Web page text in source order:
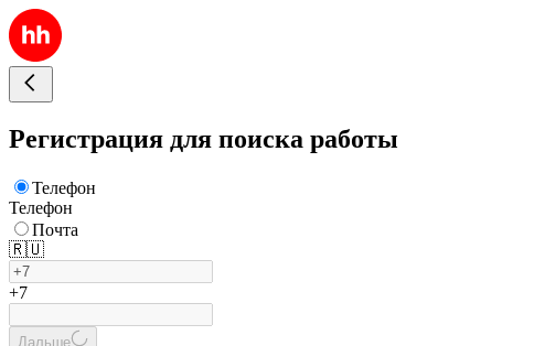
Регистрация для поиска работы
Телефон
Телефон
Почта
🇷🇺
+7
Дальше